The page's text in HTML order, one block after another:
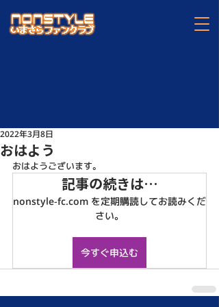
おはよう
2022年3月8日
おはようございます。
記事の続きは…
nonstyle-fc.com を定期購読してお読みくだ
さい。
今すぐ申込む